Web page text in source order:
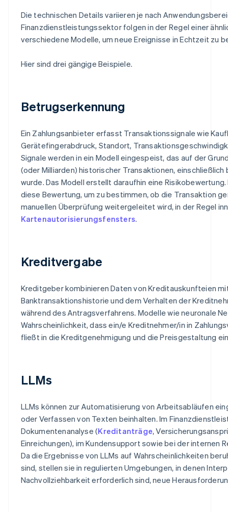
Die technischen Details variieren je nach
Finanzdienstleistungssektor folgen in der Regel einer
verschiedene Modelle, um neue Ereignisse in Echtzeit zu
Hier sind drei gängige Beispiele.
Betrugserkennung
Ein Zahlungsanbieter erfasst Transaktionssignale wie
Gerätefingerabdruck, Standort,
Signale werden in ein Modell eingespeist, das auf der
(oder Milliarden) historischer Transaktionen,
wurde. Das Modell erstellt daraufhin eine
diese Bewertung, um zu bestimmen, ob die Transaktion
manuellen Überprüfung weitergeleitet wird, in der Regel
Kartenautorisierungsfensters.
Kreditvergabe
Kreditgeber kombinieren Daten von Kreditauskunfteien
Banktransaktionshistorie und dem Verhalten der
während des Antragsverfahrens. Modelle wie neuronale
Wahrscheinlichkeit, dass ein/e Kreditnehmer/in in
fließt in die Kreditgenehmigung und die Preisgestaltung
LLMs
LLMs können zur Automatisierung von Arbeitsabläufen
oder Verfassen von Texten beinhalten. Im
Dokumentenanalyse (Kreditanträge,
Einreichungen), im Kundensupport sowie bei der internen
Da die Ergebnisse von LLMs auf Wahrscheinlichkeiten
sind, stellen sie in regulierten Umgebungen, in denen
Nachvollziehbarkeit erforderlich sind, neue